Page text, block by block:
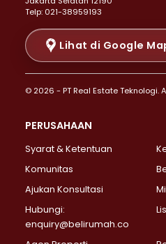
Properti Dijual di Tanah Abang >
Properti Dijual di Cikini >
Properti Dijual di Kramat >
Properti Dijual di Pasar Baru >
Properti Dijual di Bendungan
Properti Dijual di Jakarta
Properti Dijual di Lebak Bulus >
Properti Dijual di Gandaria
Properti Dijual di Pondok Labu >
Properti Dijual di Lenteng
Properti Dijual di Senayan >
Telp: 021-38959193
Lihat di Google
© 2026 - PT Real Estate Teknologi.
PERUSAHAAN
Syarat & Ketentuan
Komunitas
Ajukan Konsultasi
Hubungi:
enquiry@belirumah.co